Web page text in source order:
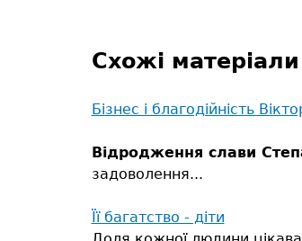
Схожі матеріали
Бізнес і благодійність
Відродження слави
задоволення...
Її багатство - діти